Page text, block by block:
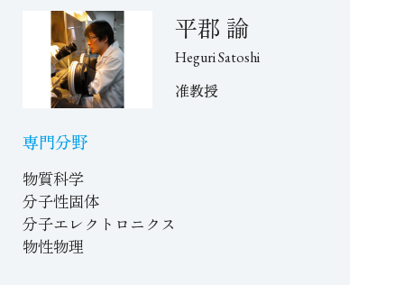
平郡 諭
Heguri Satoshi
准教授
専門分野
物質科学
分子性固体
分子エレクトロニクス
物性物理